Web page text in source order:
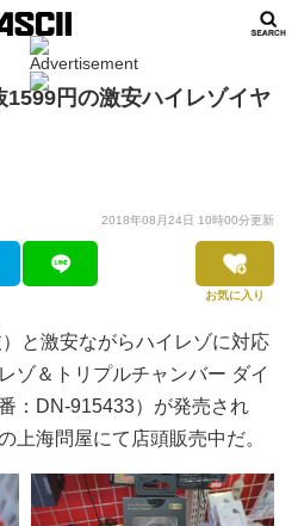
円の激安ハイレゾイヤ
2018年08月24日 10時00分更新
お気に入り
と激安ながらハイレゾに対応
ゾ＆トリプルチャンバー ダイ
：DN-915433）が発売され
上海問屋にて店頭販売中だ。